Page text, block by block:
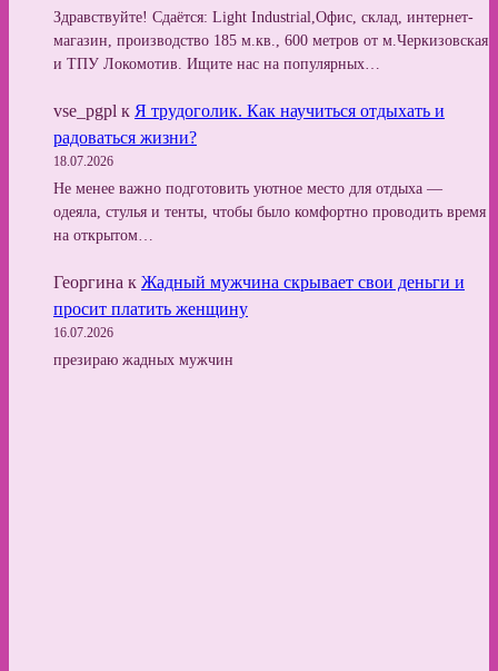
Здравствуйте! Сдаётся: Light Industrial,Офис, склад, интернет-
магазин, производство 185 м.кв., 600 метров от м.Черкизовская
и ТПУ Локомотив. Ищите нас на популярных…
vse_pgpl к Я трудоголик. Как научиться отдыхать и
радоваться жизни?
18.07.2026
Не менее важно подготовить уютное место для отдыха —
одеяла, стулья и тенты, чтобы было комфортно проводить время
на открытом…
Георгина к Жадный мужчина скрывает свои деньги и
просит платить женщину
16.07.2026
презираю жадных мужчин